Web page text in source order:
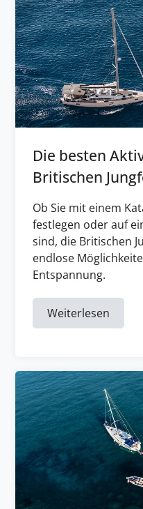
Die besten
Britischen
Ob Sie mit einem
festlegen oder auf
sind, die Britischen
endlose
Entspannung.
Weiterlesen